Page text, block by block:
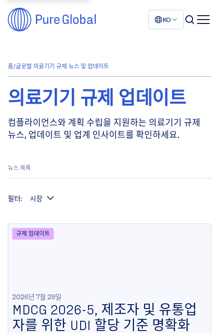
KO
홈/글로벌 의료기기 규제 뉴스 및 업데이트
의료기기 규제 업데이트
컴플라이언스와 계획 수립을 지원하는 의료기기 규제
뉴스, 업데이트 및 업계 인사이트를 확인하세요.
뉴스 목록
필터: 시장
규제 업데이트
2026년 7월 29일
MDCG 2026-5, 제조자 및 유통업
자를 위한 UDI 할당 기준 명확화